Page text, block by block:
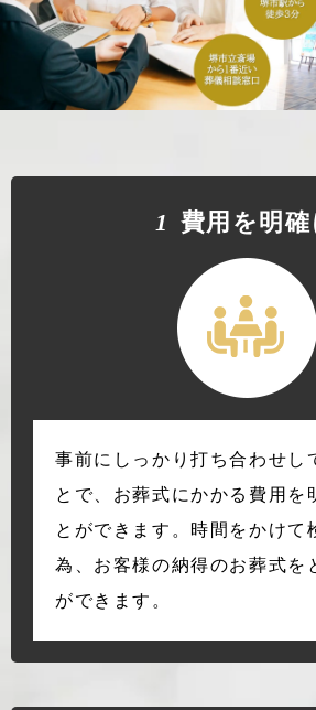
1 費⽤を明確
事前にしっかり打ち合わせし
とで、お葬式にかかる費用を
とができます。時間をかけて
為、お客様の納得のお葬式を
ができます。